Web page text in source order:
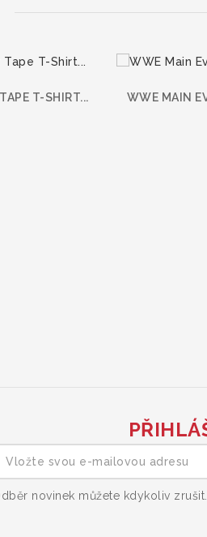
T-SHIRT... WWE MAIN
novinek můžete kdykoliv